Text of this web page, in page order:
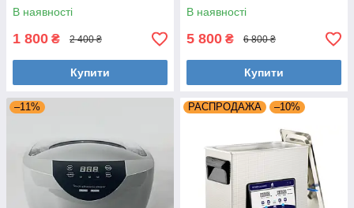
стерилизатор, очиститель)
В наявності
1 800 ₴ 2 400 ₴
Купити
инструментов, деталей
(мойка, стерилизатор)
В наявності
5 800 ₴ 6 800 ₴
Купити
–11% РАСПРОДАЖА –10%